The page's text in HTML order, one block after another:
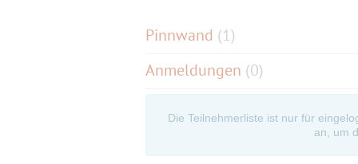
Pinnwand (1)
Anmeldungen (0)
Die Teilnehmerliste ist nur für
an, um